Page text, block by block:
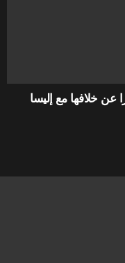
عن خلافها مع إليسا